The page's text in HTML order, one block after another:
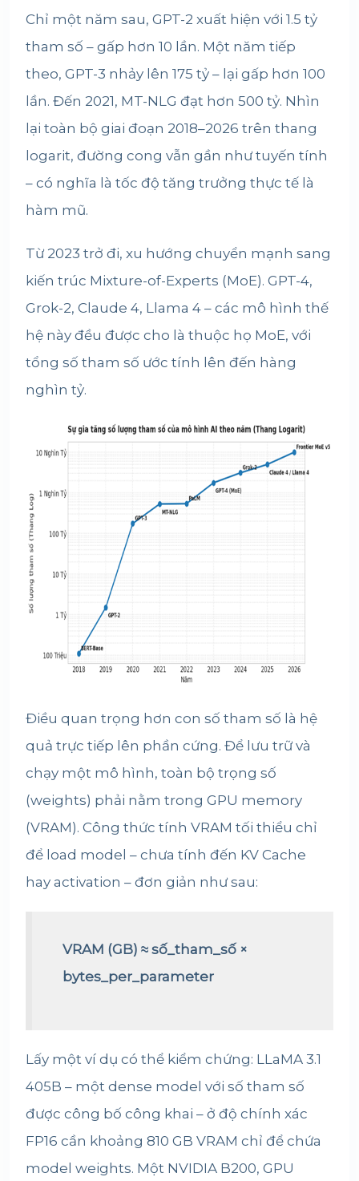
Chỉ một năm sau, GPT-2 xuất hiện với 1.5 tỷ
tham số – gấp hơn 10 lần. Một năm tiếp
theo, GPT-3 nhảy lên 175 tỷ – lại gấp hơn 100
lần. Đến 2021, MT-NLG đạt hơn 500 tỷ. Nhìn
lại toàn bộ giai đoạn 2018–2026 trên thang
logarit, đường cong vẫn gần như tuyến tính
– có nghĩa là tốc độ tăng trưởng thực tế là
hàm mũ.
Từ 2023 trở đi, xu hướng chuyển mạnh sang
kiến trúc Mixture-of-Experts (MoE). GPT-4,
Grok-2, Claude 4, Llama 4 – các mô hình thế
hệ này đều được cho là thuộc họ MoE, với
tổng số tham số ước tính lên đến hàng
nghìn tỷ.
Điều quan trọng hơn con số tham số là hệ
quả trực tiếp lên phần cứng. Để lưu trữ và
chạy một mô hình, toàn bộ trọng số
(weights) phải nằm trong GPU memory
(VRAM). Công thức tính VRAM tối thiểu chỉ
để load model – chưa tính đến KV Cache
hay activation – đơn giản như sau:
VRAM (GB) ≈ số_tham_số ×
bytes_per_parameter
Lấy một ví dụ có thể kiểm chứng: LLaMA 3.1
405B – một dense model với số tham số
được công bố công khai – ở độ chính xác
FP16 cần khoảng 810 GB VRAM chỉ để chứa
model weights. Một NVIDIA B200, GPU